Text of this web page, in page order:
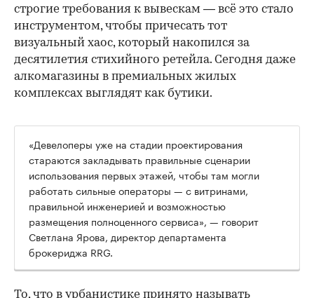
строгие требования к вывескам — всё это стало
инструментом, чтобы причесать тот
визуальный хаос, который накопился за
десятилетия стихийного ретейла. Сегодня даже
алкомагазины в премиальных жилых
комплексах выглядят как бутики.
00:00
«Девелоперы уже на стадии проектирования
стараются закладывать правильные сценарии
использования первых этажей, чтобы там могли
работать сильные операторы — с витринами,
правильной инженерией и возможностью
размещения полноценного сервиса», — говорит
Светлана Ярова, директор департамента
брокериджа RRG.
То, что в урбанистике принято называть